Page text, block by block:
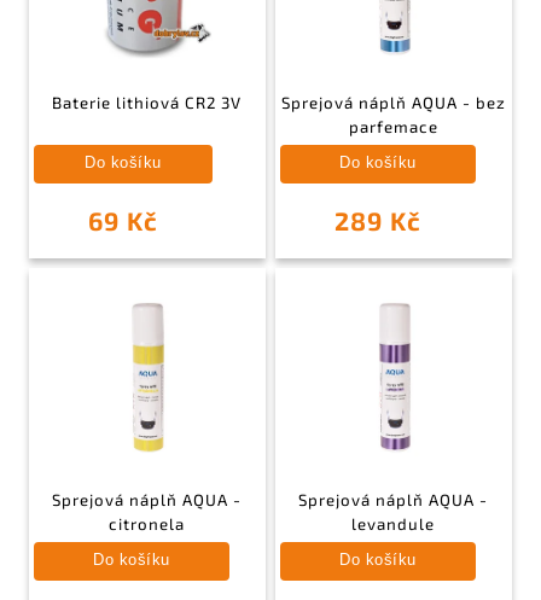
Baterie lithiová CR2 3V
69 Kč
Do košíku
Sprejová náplň AQUA - bez
parfemace
289 Kč
Do košíku
Sprejová náplň AQUA -
citronela
Do košíku
Sprejová náplň AQUA -
levandule
Do košíku